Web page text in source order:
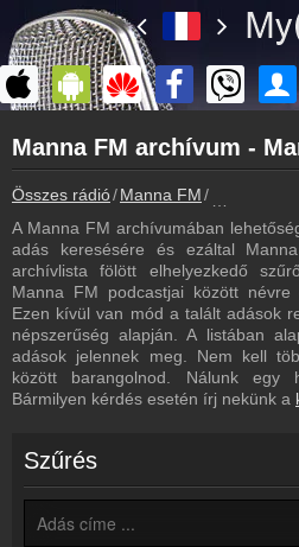
myonlineradio.hu
Manna FM
Vissza a Manna FM oldalára
Bejelentkezés
Hozz létre saját fiókot!
Most szól
Tudd meg mi szólt eddig
Műsorújság
Manna FM műsorai
Manna FM kapcsolatos hírek
Kapcsolat
Írj nekünk!
Összes rádió Manna FM
A Manna FM archívumában
adás keresésére és ezáltal
archívlista fölött elhelyezkedő
Manna FM podcastjai között névre
Ezen kívül van mód a talált adások
népszerűség alapján. A listában
adások jelennek meg. Nem kell
között barangolnod. Nálunk egy
Bármilyen kérdés esetén írj nekünk a
Szűrés